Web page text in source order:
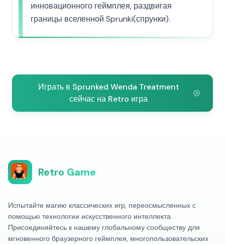
инновационного геймплея, раздвигая
границы вселенной Sprunki(спрунки).
Играть в Sprunked Wenda Treatment
сейчас на Retro игра
Retro Game
Испытайте магию классических игр, переосмысленных с
помощью технологии искусственного интеллекта.
Присоединяйтесь к нашему глобальному сообществу для
мгновенного браузерного геймплея, многопользовательских